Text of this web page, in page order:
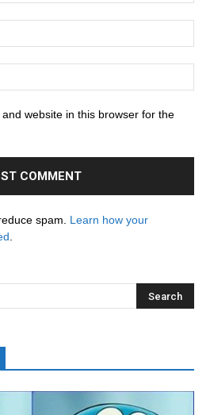
website in this browser for the
spam. Learn how your